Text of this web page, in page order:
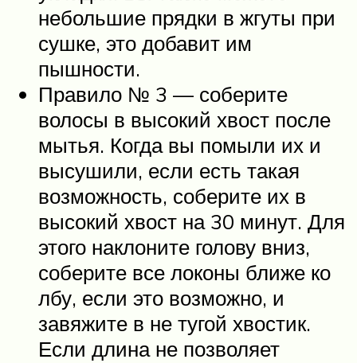
небольшие прядки в жгуты при
сушке, это добавит им
пышности.
Правило № 3 — соберите
волосы в высокий хвост после
мытья. Когда вы помыли их и
высушили, если есть такая
возможность, соберите их в
высокий хвост на 30 минут. Для
этого наклоните голову вниз,
соберите все локоны ближе ко
лбу, если это возможно, и
завяжите в не тугой хвостик.
Если длина не позволяет